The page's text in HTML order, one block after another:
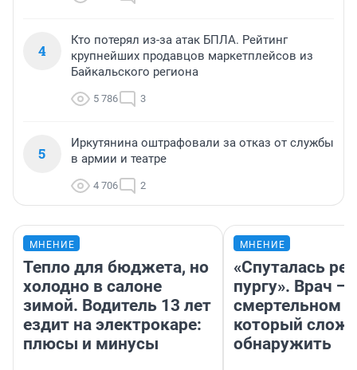
4
Кто потерял из-за атак БПЛА. Рейтинг
крупнейших продавцов маркетплейсов из
Байкальского региона
5 786 3
5
Иркутянина оштрафовали за отказ от службы
в армии и театре
4 706 2
МНЕНИЕ
Тепло для бюджета, но
холодно в салоне
зимой. Водитель 13 лет
ездит на электрокаре:
плюсы и минусы
МНЕНИЕ
«Спуталась
пургу». Врач —
смертельном
который
обнаружить